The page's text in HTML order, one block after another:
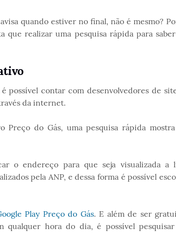
quando estiver no final, não é mesmo?
que realizar uma pesquisa rápida para
possível contar com desenvolvedores de
da internet.
Preço do Gás, uma pesquisa rápida
o endereço para que seja visualizada a
pela ANP, e dessa forma é possível
Play Preço do Gás. E além de ser
qualquer hora do dia, é possível